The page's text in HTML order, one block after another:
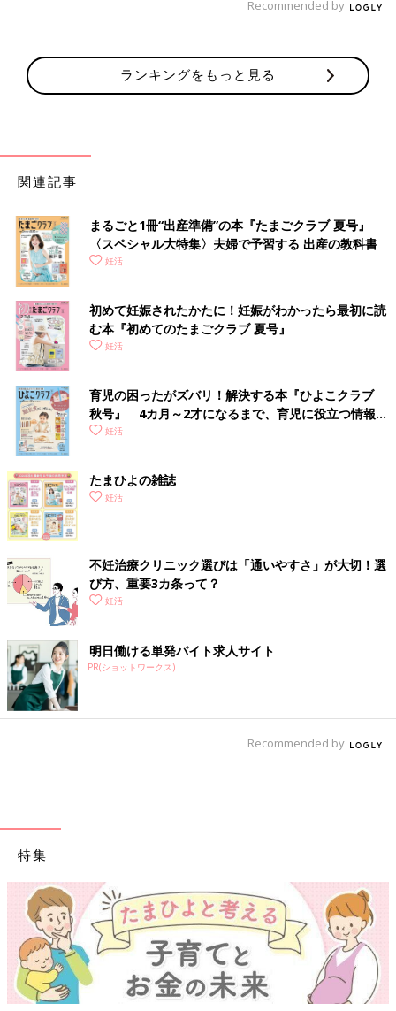
Recommended by
ランキングをもっと見る
関連記事
まるごと1冊“出産準備”の本『たまごクラブ 夏号』
〈スペシャル大特集〉夫婦で予習する 出産の教科書
妊活
初めて妊娠されたかたに！妊娠がわかったら最初に読
む本『初めてのたまごクラブ 夏号』
妊活
育児の困ったがズバリ！解決する本『ひよこクラブ
秋号』 4カ月～2才になるまで、育児に役立つ情報が
いっぱい！
妊活
たまひよの雑誌
妊活
不妊治療クリニック選びは「通いやすさ」が大切！選
び方、重要3カ条って？
妊活
明日働ける単発バイト求人サイト
PR(ショットワークス)
Recommended by
特集